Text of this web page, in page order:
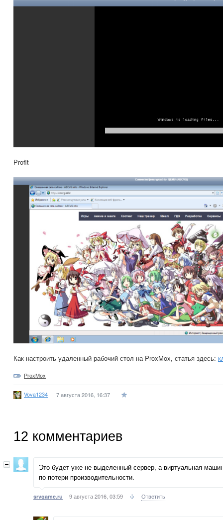
Profit
Как настроить удаленный рабочий стол на ProxMox, статья здесь:
ProxMox
Vova1234 7 августа 2016, 16:37
12 комментариев
Это будет уже не выделенный сервер, а виртуальная
по потери производительности.
srvgame.ru 9 августа 2016, 03:59 Ответить